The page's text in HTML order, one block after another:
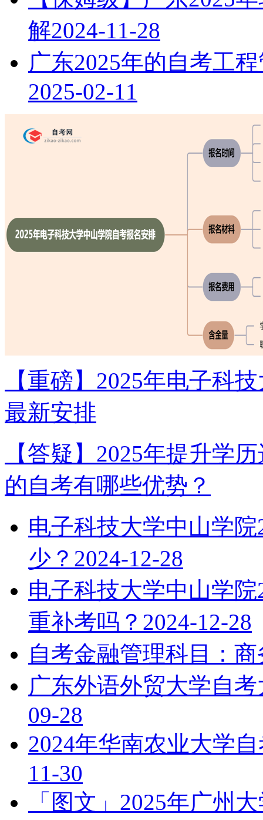
解2024-11-28
广东2025年的自考工
2025-02-11
【重磅】2025年电子科
最新安排
【答疑】2025年提升学
的自考有哪些优势？
电子科技大学中山学
少？ 2024-12-28
电子科技大学中山学
重补考吗？ 2024-12-28
自考金融管理科目：
广东外语外贸大学自
09-28
2024年华南农业大学
11-30
「图文」2025年广州